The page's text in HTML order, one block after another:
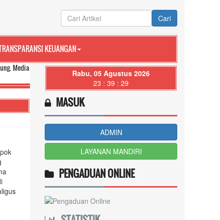
Cari
KEUANGAN
dan transparansi Pemerintah Desa Tegak untuk seluruh masyarakat.
Rabu, 05 Agustus 2026
23 : 39 : 30
MASUK
ADMIN
LAYANAN MANDIRI
PENGADUAN ONLINE